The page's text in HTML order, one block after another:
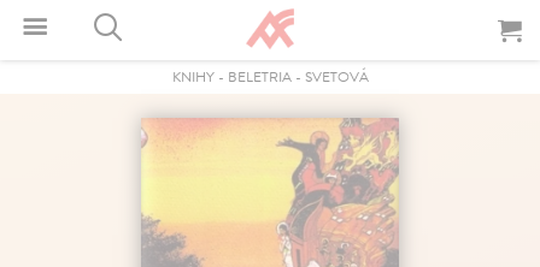
KNIHY- BELETRIA- SVETOVÁ